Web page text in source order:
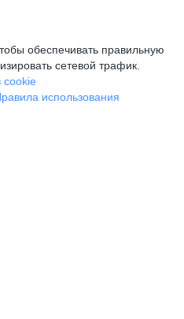
обеспечивать правильную
сетевой трафик.
cookie
использования